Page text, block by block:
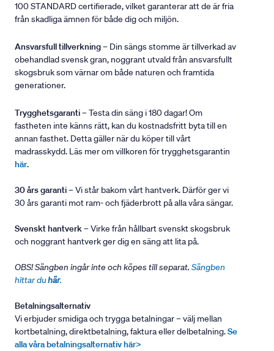
100 STANDARD certifierade, vilket garanterar att de är fria
från skadliga ämnen för både dig och miljön.
Ansvarsfull tillverkning– Din sängs stomme är tillverkad av
obehandlad svensk gran, noggrant utvald från ansvarsfullt
skogsbruk som värnar om både naturen och framtida
generationer.
Trygghetsgaranti– Testa din säng i 180 dagar! Om
fastheten inte känns rätt, kan du kostnadsfritt byta till en
annan fasthet. Detta gäller när du köper till vårt
madrasskydd. Läs mer om villkoren för trygghetsgarantin
här.
30 års garanti– Vi står bakom vårt hantverk. Därför ger vi
30 års garanti mot ram- och fjäderbrott på alla våra sängar.
Svenskt hantverk– Virke från hållbart svenskt skogsbruk
och noggrant hantverk ger dig en säng att lita på.
OBS! Sängben ingår inte och köpes till separat. Sängben
hittar duhär.
Betalningsalternativ
Vi erbjuder smidiga och trygga betalningar – välj mellan
kortbetalning, direktbetalning, faktura eller delbetalning.Se
alla våra betalningsalternativ här>